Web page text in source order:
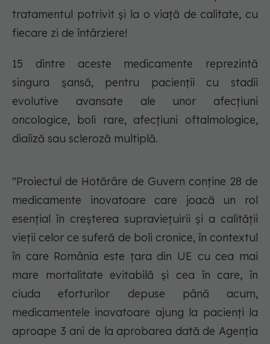
tratamentul potrivit și la o viață de calitate, cu
fiecare zi de întârziere!
15 dintre aceste medicamente reprezintă
singura șansă, pentru pacienții cu stadii
evolutive avansate ale unor afecțiuni
oncologice, boli rare, afecțiuni oftalmologice,
dializă sau scleroză multiplă.
"Proiectul de Hotărâre de Guvern conține 28 de
medicamente inovatoare care joacă un rol
esențial în creșterea supraviețuirii și a calității
vieții celor ce suferă de boli cronice, în contextul
în care România este țara din UE cu cea mai
mare mortalitate evitabilă și cea în care, în
ciuda eforturilor depuse până acum,
medicamentele inovatoare ajung la pacienți la
aproape 3 ani de la aprobarea dată de Agenția